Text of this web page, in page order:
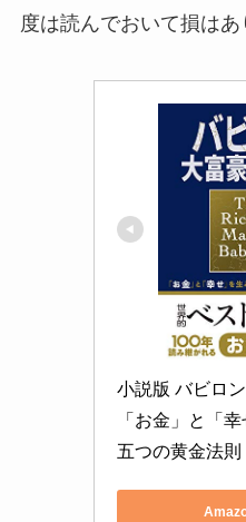
度は読んでおいて損はあ
小説版 バビロ
「お金」と「
五つの黄金法則